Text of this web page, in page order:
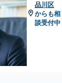
品川区
からも相
談受付中